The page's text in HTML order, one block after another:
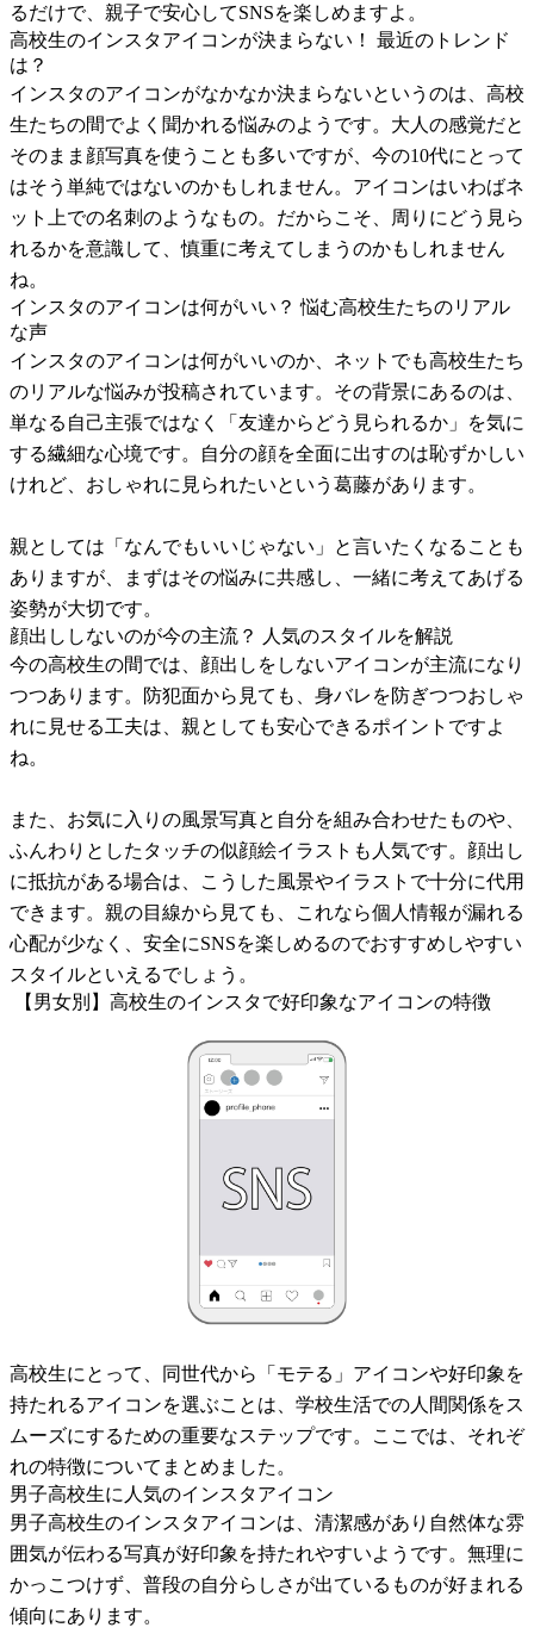
るだけで、親子で安心してSNSを楽しめますよ。
高校生のインスタアイコンが決まらない！ 最近のトレンド
は？
インスタのアイコンがなかなか決まらないというのは、高校
生たちの間でよく聞かれる悩みのようです。大人の感覚だと
そのまま顔写真を使うことも多いですが、今の10代にとって
はそう単純ではないのかもしれません。アイコンはいわばネ
ット上での名刺のようなもの。だからこそ、周りにどう見ら
れるかを意識して、慎重に考えてしまうのかもしれません
ね。
インスタのアイコンは何がいい？ 悩む高校生たちのリアル
な声
インスタのアイコンは何がいいのか、ネットでも高校生たち
のリアルな悩みが投稿されています。その背景にあるのは、
単なる自己主張ではなく「友達からどう見られるか」を気に
する繊細な心境です。自分の顔を全面に出すのは恥ずかしい
けれど、おしゃれに見られたいという葛藤があります。
親としては「なんでもいいじゃない」と言いたくなることも
ありますが、まずはその悩みに共感し、一緒に考えてあげる
姿勢が大切です。
顔出ししないのが今の主流？ 人気のスタイルを解説
今の高校生の間では、顔出しをしないアイコンが主流になり
つつあります。防犯面から見ても、身バレを防ぎつつおしゃ
れに見せる工夫は、親としても安心できるポイントですよ
ね。
また、お気に入りの風景写真と自分を組み合わせたものや、
ふんわりとしたタッチの似顔絵イラストも人気です。顔出し
に抵抗がある場合は、こうした風景やイラストで十分に代用
できます。親の目線から見ても、これなら個人情報が漏れる
心配が少なく、安全にSNSを楽しめるのでおすすめしやすい
スタイルといえるでしょう。
【男女別】高校生のインスタで好印象なアイコンの特徴
高校生にとって、同世代から「モテる」アイコンや好印象を
持たれるアイコンを選ぶことは、学校生活での人間関係をス
ムーズにするための重要なステップです。ここでは、それぞ
れの特徴についてまとめました。
男子高校生に人気のインスタアイコン
男子高校生のインスタアイコンは、清潔感があり自然体な雰
囲気が伝わる写真が好印象を持たれやすいようです。無理に
かっこつけず、普段の自分らしさが出ているものが好まれる
傾向にあります。